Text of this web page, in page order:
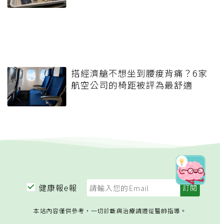
搭經濟艙不想坐到腰痠背痛？6家
航空公司的椅距被評為最舒適
健康報e報
本站內容僅供參考，一切診斷與治療請遵從醫師指導。